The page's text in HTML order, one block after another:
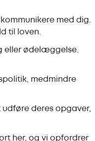
med dig.
til loven.
eller ødelæggelse.
medmindre
deres opgaver,
her, og vi opfordrer